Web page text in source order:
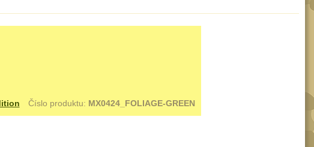
Číslo produktu: MX0424_FOLIAGE-GREEN